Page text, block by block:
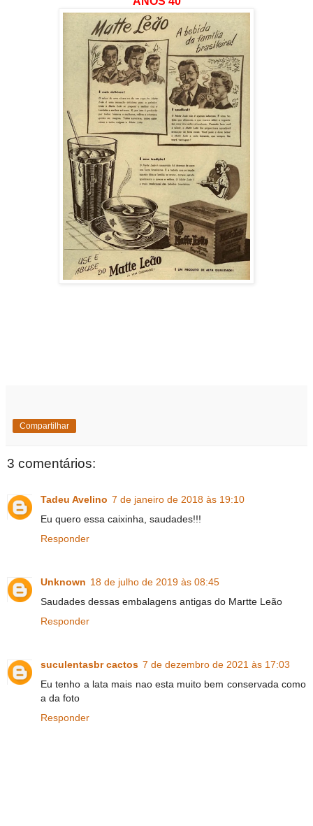
Compartilhar
3 comentários:
Tadeu Avelino 7 de janeiro de 2018 às 19:10
Eu quero essa caixinha, saudades!!!
Responder
Unknown 18 de julho de 2019 às 08:45
Saudades dessas embalagens antigas do Martte Leão
Responder
suculentasbr cactos 7 de dezembro de 2021 às 17:03
Eu tenho a lata mais nao esta muito bem conservada como
a da foto
Responder